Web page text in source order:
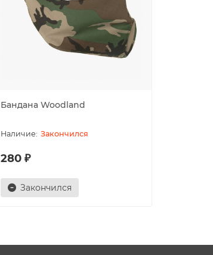
Бандана Woodland
Закончился
280 ₽
Закончился